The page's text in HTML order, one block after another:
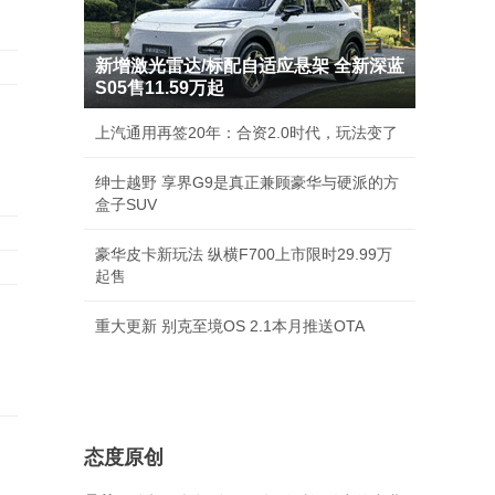
新增激光雷达/标配自适应悬架 全新深蓝
S05售11.59万起
上汽通用再签20年：合资2.0时代，玩法变了
绅士越野 享界G9是真正兼顾豪华与硬派的方
盒子SUV
豪华皮卡新玩法 纵横F700上市限时29.99万
起售
重大更新 别克至境OS 2.1本月推送OTA
态度原创